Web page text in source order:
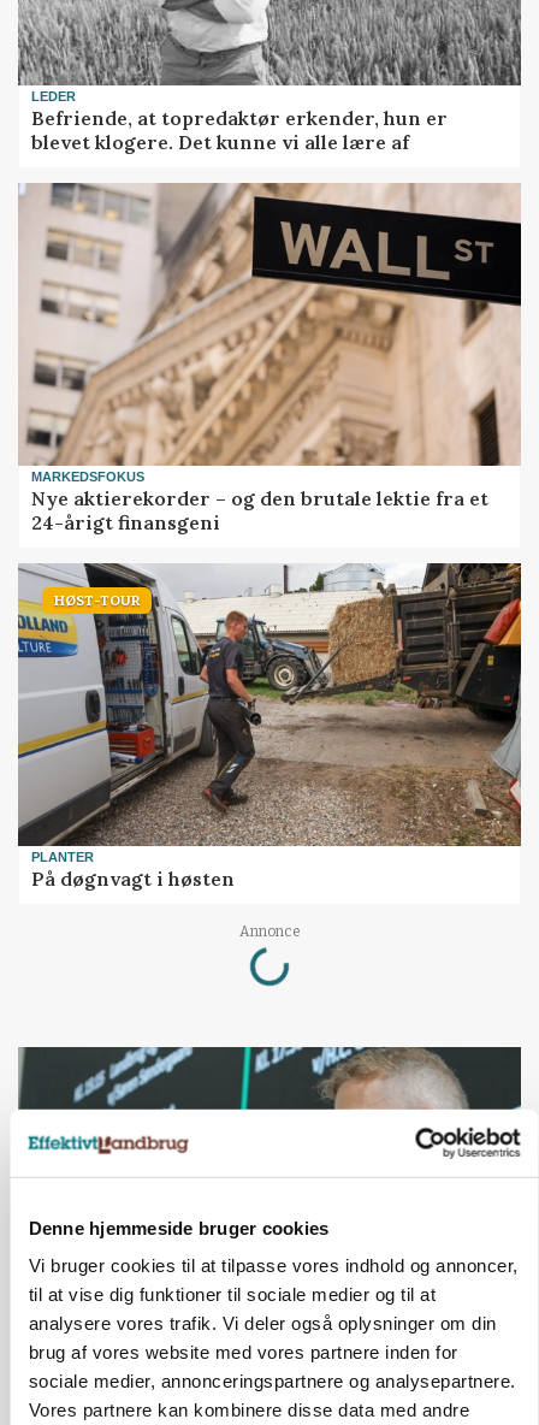
Denne hjemmeside bruger cookies
Vi bruger cookies til at tilpasse vores indhold og annoncer,
til at vise dig funktioner til sociale medier og til at
analysere vores trafik. Vi deler også oplysninger om din
brug af vores website med vores partnere inden for
sociale medier, annonceringspartnere og analysepartnere.
Vores partnere kan kombinere disse data med andre
LEDER
Befriende, at topredaktør erkender, hun er
blevet klogere. Det kunne vi alle lære af
MARKEDSFOKUS
Nye aktierekorder – og den brutale lektie fra et
24-årigt finansgeni
HØST-TOUR
PLANTER
På døgnvagt i høsten
Annonce
Loading...
Svineproducenter kalder Danish Crowns pris en
katastrofe